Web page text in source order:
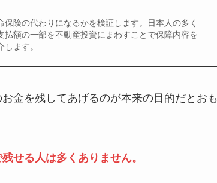
険の代わりになるかを検証します。日本人の多く
額の一部を不動産投資にまわすことで保障内容を
ます。
金を残してあげるのが本来の目的だとお
せる人は多くありません。